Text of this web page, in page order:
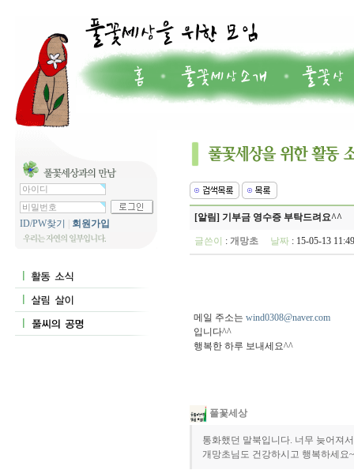
ID/PW찾기 회원가입
[알림] 기부금 영수증 부탁드려요^^
글쓴이 : 개망초 날짜: 15-05-13
메일 주소는 wind0308@naver.com
입니다^^
행복한 하루 보내세요^^
풀꽃세상
통화했던 말북입니다. 너무 늦어져
개망초님도 건강하시고 행복하세요